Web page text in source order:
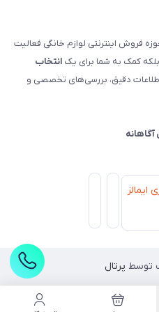
فروش اینترنتی لوازم خانگی فعالیت
کمک به شما برای یک انتخاب
دقیق، بررسی‌های تخصصی و
توسط پرتال